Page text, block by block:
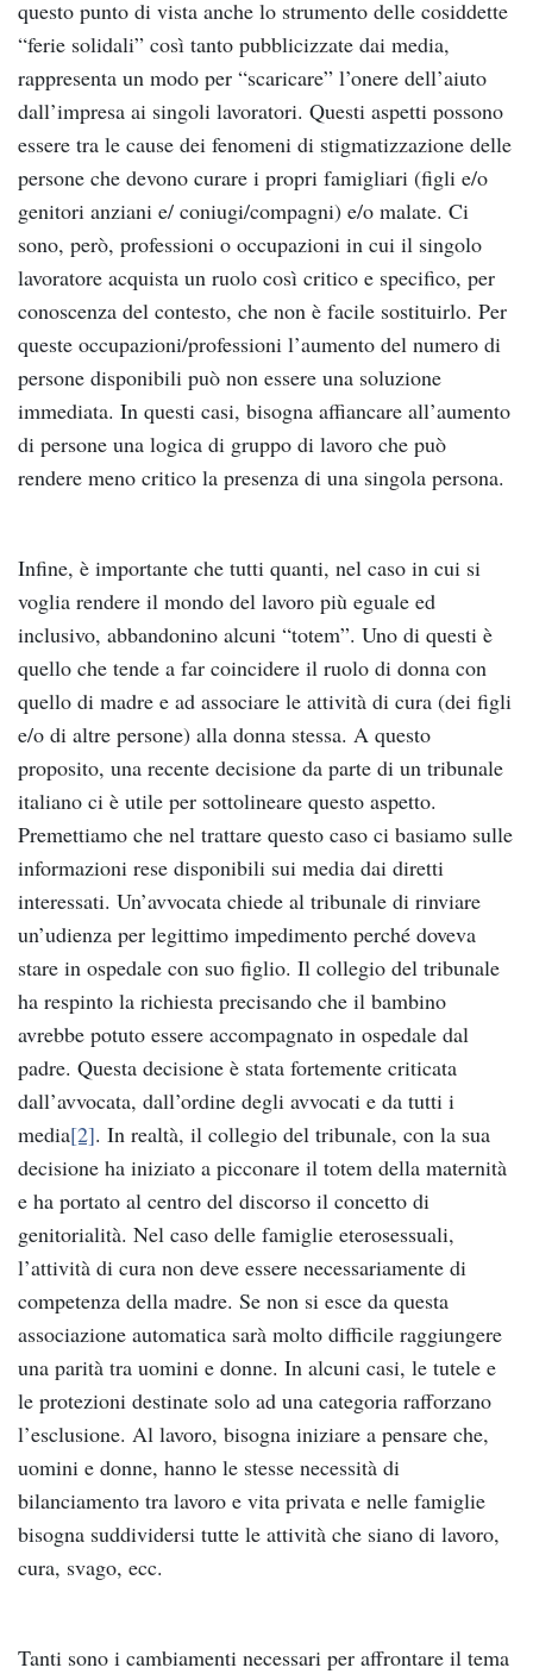
questo punto di vista anche lo strumento delle cosiddette
“ferie solidali” così tanto pubblicizzate dai media,
rappresenta un modo per “scaricare” l’onere dell’aiuto
dall’impresa ai singoli lavoratori. Questi aspetti possono
essere tra le cause dei fenomeni di stigmatizzazione delle
persone che devono curare i propri famigliari (figli e/o
genitori anziani e/ coniugi/compagni) e/o malate. Ci
sono, però, professioni o occupazioni in cui il singolo
lavoratore acquista un ruolo così critico e specifico, per
conoscenza del contesto, che non è facile sostituirlo. Per
queste occupazioni/professioni l’aumento del numero di
persone disponibili può non essere una soluzione
immediata. In questi casi, bisogna affiancare all’aumento
di persone una logica di gruppo di lavoro che può
rendere meno critico la presenza di una singola persona.
Infine, è importante che tutti quanti, nel caso in cui si
voglia rendere il mondo del lavoro più eguale ed
inclusivo, abbandonino alcuni “totem”. Uno di questi è
quello che tende a far coincidere il ruolo di donna con
quello di madre e ad associare le attività di cura (dei figli
e/o di altre persone) alla donna stessa. A questo
proposito, una recente decisione da parte di un tribunale
italiano ci è utile per sottolineare questo aspetto.
Premettiamo che nel trattare questo caso ci basiamo sulle
informazioni rese disponibili sui media dai diretti
interessati. Un’avvocata chiede al tribunale di rinviare
un’udienza per legittimo impedimento perché doveva
stare in ospedale con suo figlio. Il collegio del tribunale
ha respinto la richiesta precisando che il bambino
avrebbe potuto essere accompagnato in ospedale dal
padre. Questa decisione è stata fortemente criticata
dall’avvocata, dall’ordine degli avvocati e da tutti i
media[2]. In realtà, il collegio del tribunale, con la sua
decisione ha iniziato a picconare il totem della maternità
e ha portato al centro del discorso il concetto di
genitorialità. Nel caso delle famiglie eterosessuali,
l’attività di cura non deve essere necessariamente di
competenza della madre. Se non si esce da questa
associazione automatica sarà molto difficile raggiungere
una parità tra uomini e donne. In alcuni casi, le tutele e
le protezioni destinate solo ad una categoria rafforzano
l’esclusione. Al lavoro, bisogna iniziare a pensare che,
uomini e donne, hanno le stesse necessità di
bilanciamento tra lavoro e vita privata e nelle famiglie
bisogna suddividersi tutte le attività che siano di lavoro,
cura, svago, ecc.
Tanti sono i cambiamenti necessari per affrontare il tema